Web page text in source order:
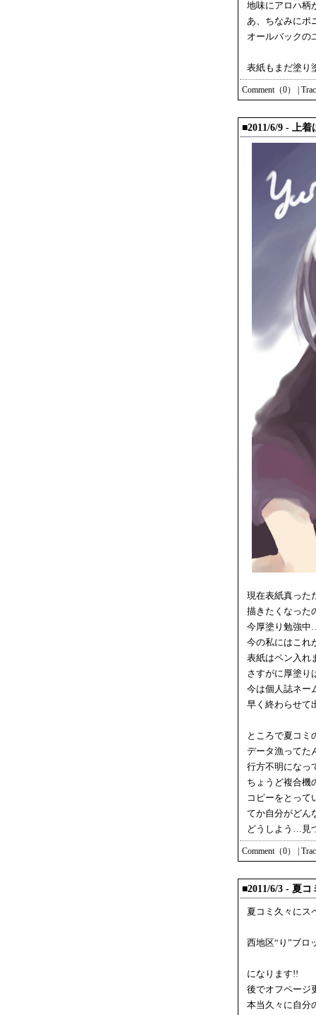
地味にアロハ柄
あ、ちなみにポ
オールバックの
表紙もまだ塗り
Comment（0）
■2011/6/9 - 上
現在表紙真った
描きたくなった
今厚塗り勉強
今の私にはこれ
表紙はペン入れ
さすがに厚塗り
今は個人誌ネー
早く終わらせて
ところで夏コミ
データ漁ってた
行方不明になっ
ちょうど複合機
コピーをとっ
てか自分がどん
どうしよう…見
Comment（0）
■2011/6/3 - 夏
夏コミ久々に
西地区“り”ブロ
になります!!
後でオフページ
本当久々に自分